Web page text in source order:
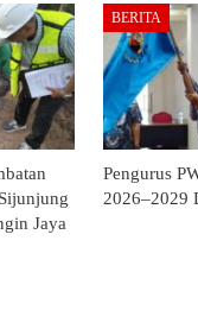
Jaya
BERITA
Pengurus
2026–2029